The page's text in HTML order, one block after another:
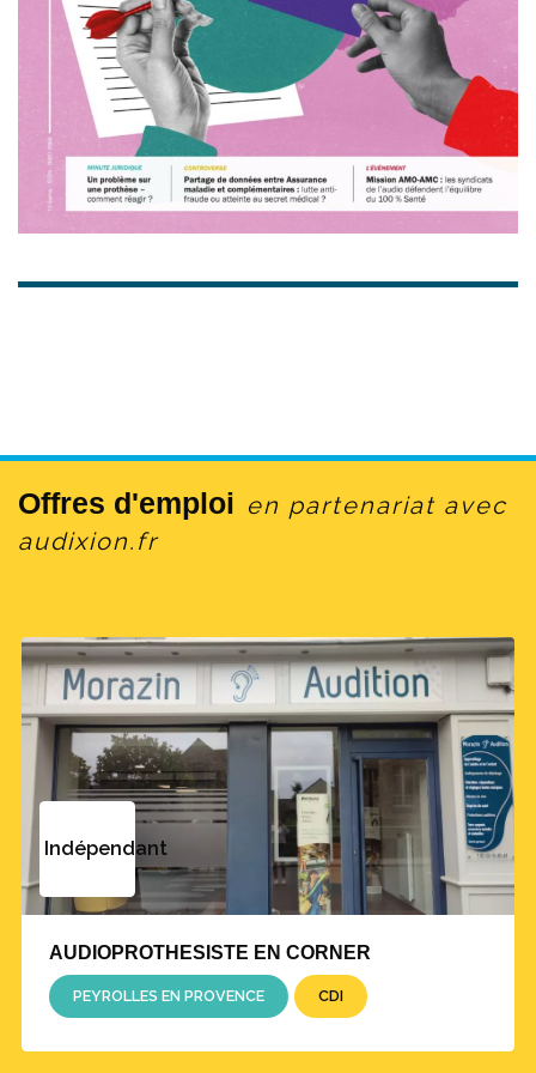
moins qu’il faut rester vigilant ; beaucoup se joue
dans les premières années de recherche, à un
moment où la répartition des tâches
domestiques entre hommes et femmes n’est pas
encore totalement équitable.»
Aujourd'hui, au sein de l’Institut de l’audition
Petit construit le futur de la médecine
Bio express
Offres d'emploi en partenariat avec
audixion.fr
Indépendant
AUDIOPROTHESISTE EN CORNER
PEYROLLES EN PROVENCE CDI